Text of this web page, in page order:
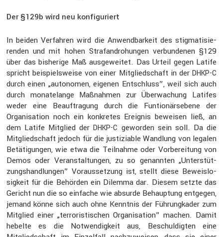
Der §129b wird neu konfiguriert
In beiden Verfahren wird die Anwend­bar­keit des stigma­ti­sie­
renden und mit hohen Straf­an­dro­hungen verbun­denen §129
über das bishe­rige Maß ausge­weitet. Das Urteil gegen Latife
spricht beispiels­weise von einer Mitglied­schaft in der DHKP-C
durch einen „autonomen, eigenen Entschluss”, weil sich auch
durch monate­lange Maßnahmen zur Überwa­chung Latifes
weder eine Beauf­tra­gung durch die Funtio­närs­ebene der
Organi­sa­tion noch ein konkretes Ereignis beweisen ließ, an
dem Latife Mitglied derDHKP-C geworden sein soll. Da die
Mitglied­schaft jedoch für die justi­ziable Wandlung von legalen
Betäti­gungen, wie etwa die Teilnahme oder Vorbe­rei­tung von
Demos oder Veran­stal­tungen, zu so genannten „Unter­stüt­
zungs­hand­lungen” Voraus­set­zung ist, stellt diese Beweis­lo­
sig­keit für die Behörden ein Dilemma dar. Diesem setzte das
Gericht nun die so einfache wie absurde Behaup­tung entgegen,
jemand könne sich auch ohne Kenntnis der Führung­kader zum
Mitglied einer „terro­ris­ti­schen Organi­sa­tion” machen. Damit
hebelte es die Notwen­dig­keit aus, Beschul­digten eine